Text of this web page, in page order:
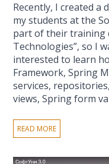
Recently, I created a
my students at the
part of their training
Technologies”, so I
interested to learn
Framework, Spring
services,
views, Spring form
READ MORE